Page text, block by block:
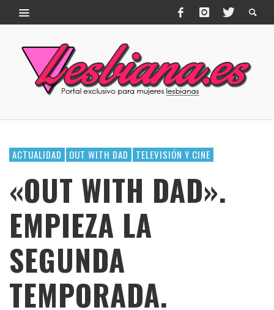
ACTUALIDAD OUT WITH DAD TELEVISIÓN Y CINE
«OUT WITH DAD».
EMPIEZA LA
SEGUNDA
TEMPORADA.